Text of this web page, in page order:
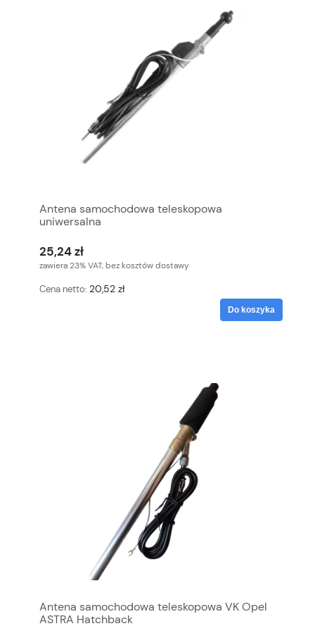
Antena samochodowa teleskopowa
uniwersalna
25,24 zł
zawiera 23% VAT, bez kosztów dostawy
Cena netto: 20,52 zł
Do koszyka
Antena samochodowa teleskopowa VK Opel
ASTRA Hatchback